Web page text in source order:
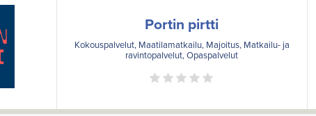
Portin pirtti
Kokouspalvelut, Maatilamatkailu, Majoitus, Matkailu- ja
ravintopalvelut, Opaspalvelut